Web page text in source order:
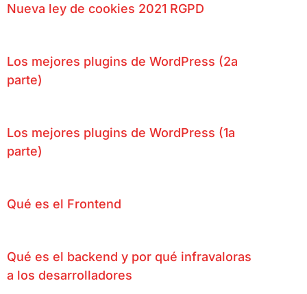
Nueva ley de cookies 2021 RGPD
Los mejores plugins de WordPress (2a
parte)
Los mejores plugins de WordPress (1a
parte)
Qué es el Frontend
Qué es el backend y por qué infravaloras
a los desarrolladores